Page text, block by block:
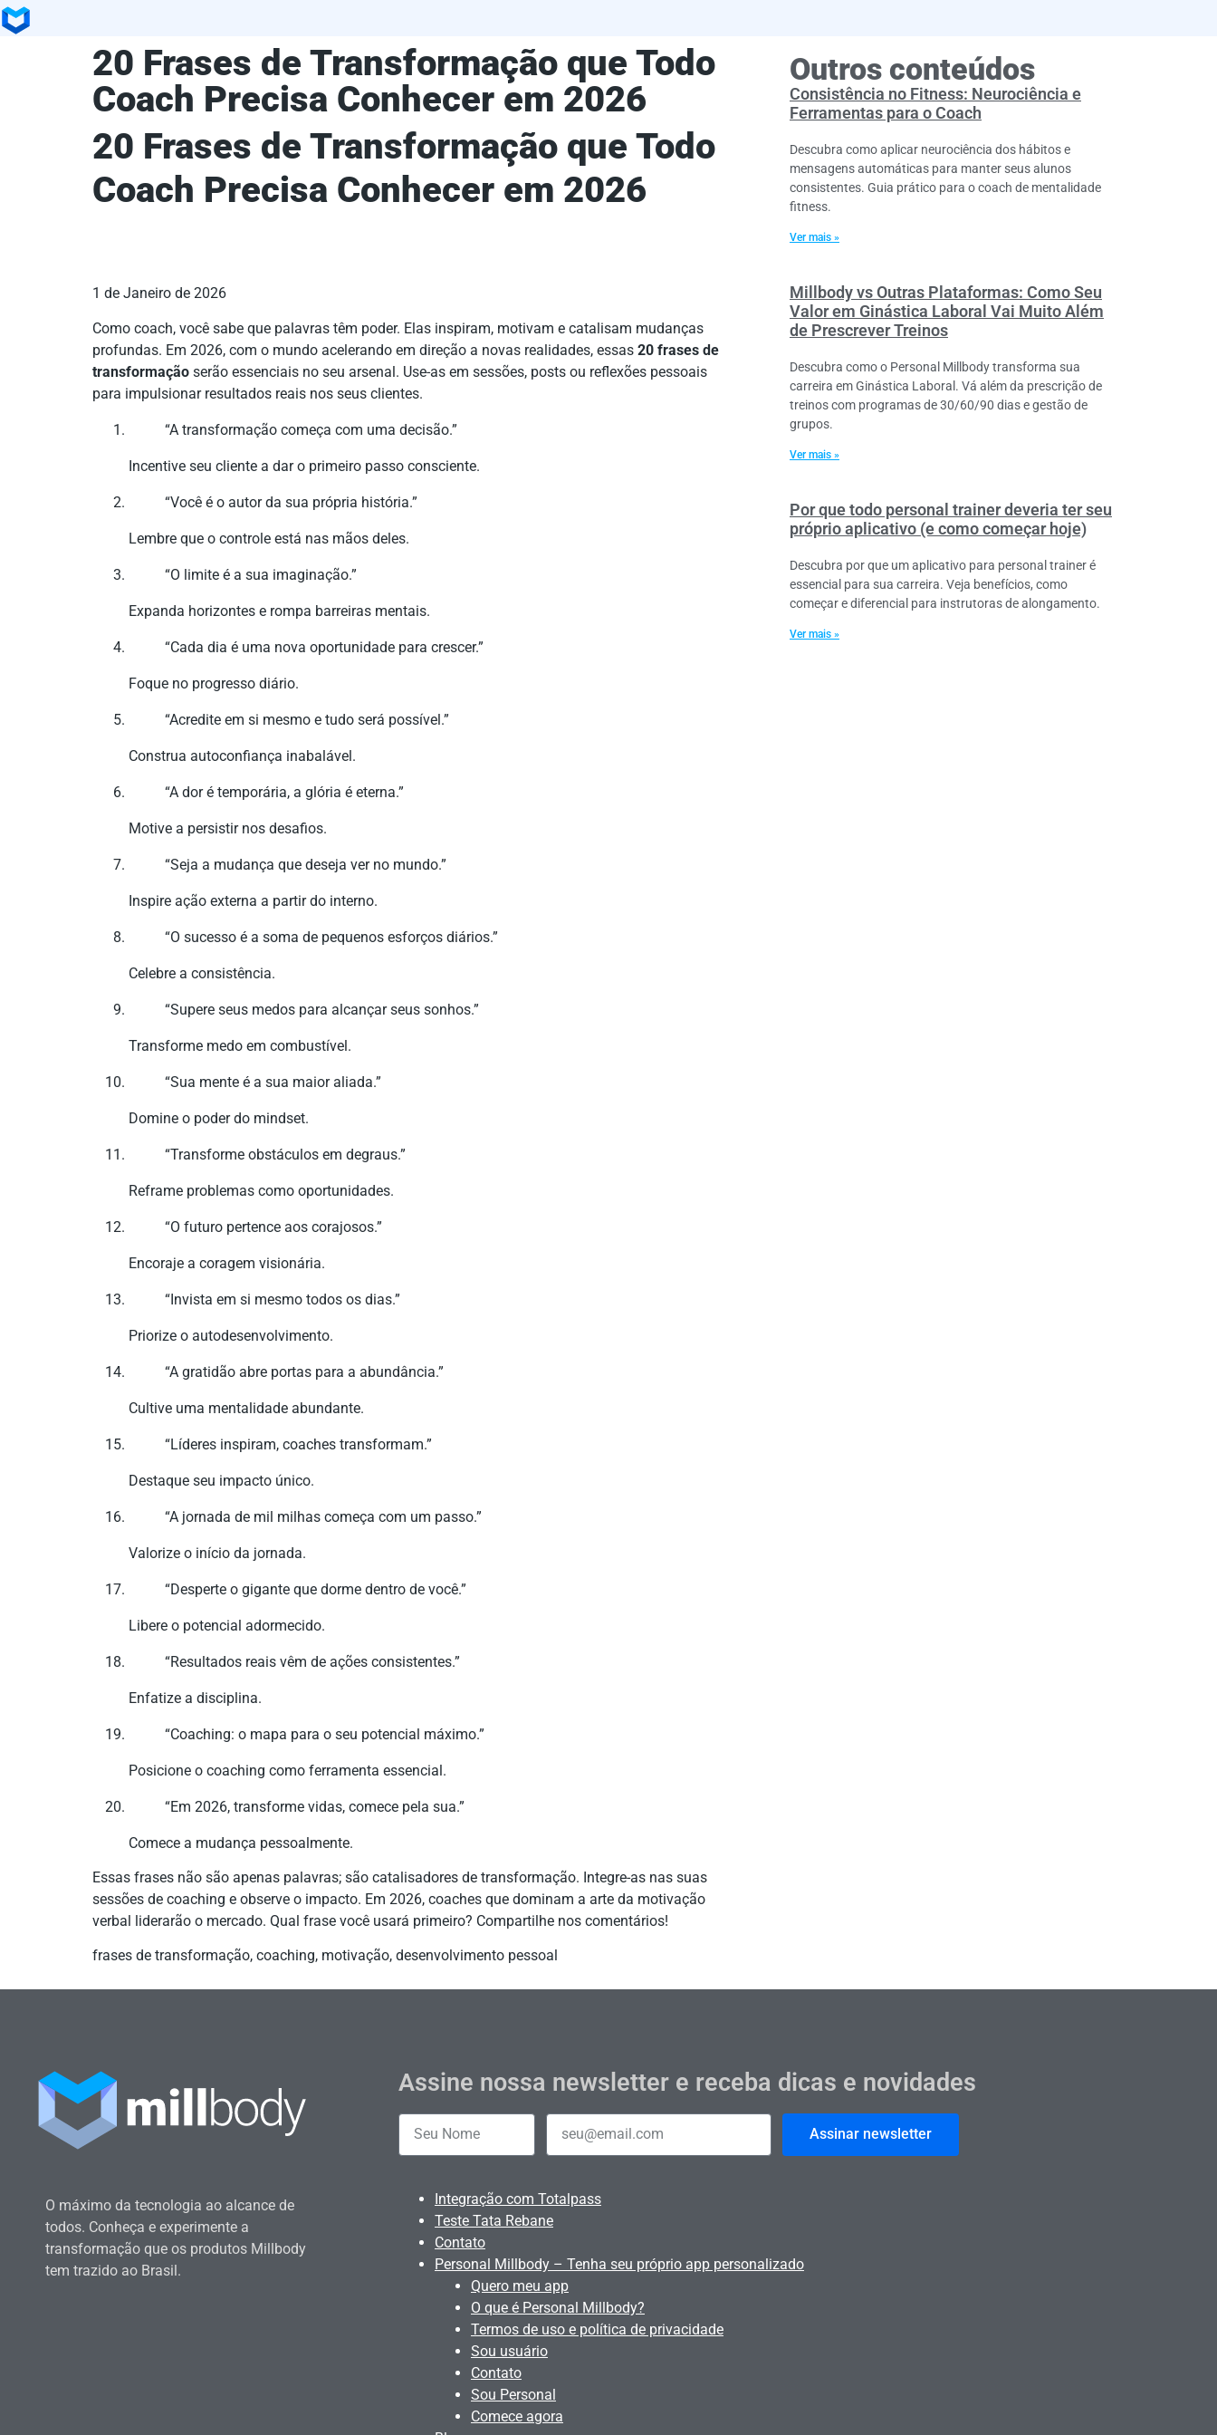
20 Frases de Transformação que Todo
Coach Precisa Conhecer em 2026
20 Frases de Transformação que Todo
Coach Precisa Conhecer em 2026
1 de Janeiro de 2026
Como coach, você sabe que palavras têm poder. Elas inspiram, motivam e catalisam mudanças
profundas. Em 2026, com o mundo acelerando em direção a novas realidades, essas 20 frases de
transformação serão essenciais no seu arsenal. Use-as em sessões, posts ou reflexões pessoais
para impulsionar resultados reais nos seus clientes.
“A transformação começa com uma decisão.”
Incentive seu cliente a dar o primeiro passo consciente.
“Você é o autor da sua própria história.”
Lembre que o controle está nas mãos deles.
“O limite é a sua imaginação.”
Expanda horizontes e rompa barreiras mentais.
“Cada dia é uma nova oportunidade para crescer.”
Foque no progresso diário.
“Acredite em si mesmo e tudo será possível.”
Construa autoconfiança inabalável.
“A dor é temporária, a glória é eterna.”
Motive a persistir nos desafios.
“Seja a mudança que deseja ver no mundo.”
Inspire ação externa a partir do interno.
“O sucesso é a soma de pequenos esforços diários.”
Celebre a consistência.
“Supere seus medos para alcançar seus sonhos.”
Transforme medo em combustível.
“Sua mente é a sua maior aliada.”
Domine o poder do mindset.
“Transforme obstáculos em degraus.”
Reframe problemas como oportunidades.
“O futuro pertence aos corajosos.”
Encoraje a coragem visionária.
“Invista em si mesmo todos os dias.”
Priorize o autodesenvolvimento.
“A gratidão abre portas para a abundância.”
Cultive uma mentalidade abundante.
“Líderes inspiram, coaches transformam.”
Destaque seu impacto único.
“A jornada de mil milhas começa com um passo.”
Valorize o início da jornada.
“Desperte o gigante que dorme dentro de você.”
Libere o potencial adormecido.
“Resultados reais vêm de ações consistentes.”
Enfatize a disciplina.
“Coaching: o mapa para o seu potencial máximo.”
Posicione o coaching como ferramenta essencial.
“Em 2026, transforme vidas, comece pela sua.”
Comece a mudança pessoalmente.
Essas frases não são apenas palavras; são catalisadores de transformação. Integre-as nas suas
sessões de coaching e observe o impacto. Em 2026, coaches que dominam a arte da motivação
verbal liderarão o mercado. Qual frase você usará primeiro? Compartilhe nos comentários!
frases de transformação, coaching, motivação, desenvolvimento pessoal
Outros conteúdos
Consistência no Fitness: Neurociência e
Ferramentas para o Coach
Descubra como aplicar neurociência dos hábitos e
mensagens automáticas para manter seus alunos
consistentes. Guia prático para o coach de mentalidade
fitness.
Ver mais »
Millbody vs Outras Plataformas: Como Seu
Valor em Ginástica Laboral Vai Muito Além
de Prescrever Treinos
Descubra como o Personal Millbody transforma sua
carreira em Ginástica Laboral. Vá além da prescrição de
treinos com programas de 30/60/90 dias e gestão de
grupos.
Ver mais »
Por que todo personal trainer deveria ter seu
próprio aplicativo (e como começar hoje)
Descubra por que um aplicativo para personal trainer é
essencial para sua carreira. Veja benefícios, como
começar e diferencial para instrutoras de alongamento.
Ver mais »
O máximo da tecnologia ao alcance de
todos. Conheça e experimente a
transformação que os produtos Millbody
tem trazido ao Brasil.
Assine nossa newsletter e receba dicas e novidades
Assinar newsletter
Integração com Totalpass
Teste Tata Rebane
Contato
Personal Millbody – Tenha seu próprio app personalizado
Quero meu app
O que é Personal Millbody?
Termos de uso e política de privacidade
Sou usuário
Contato
Sou Personal
Comece agora